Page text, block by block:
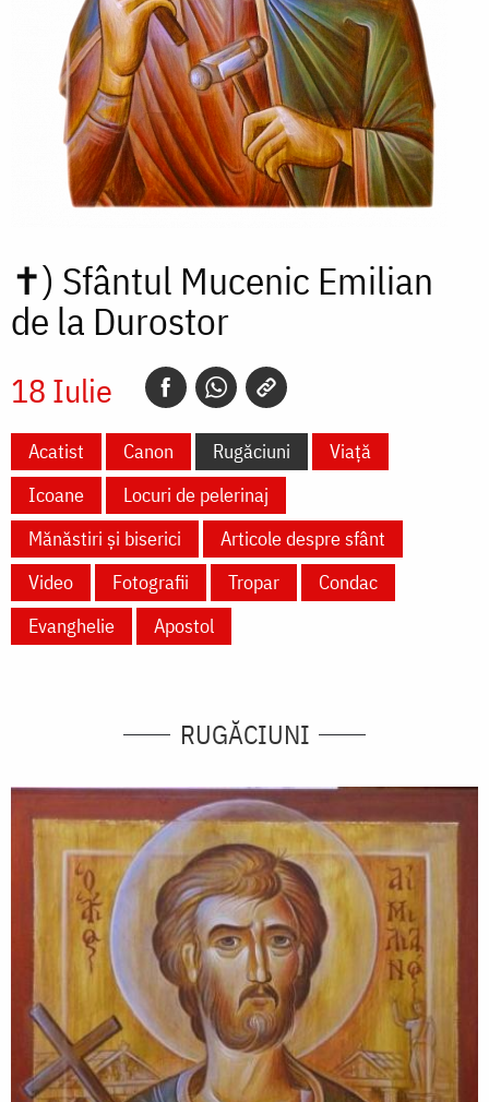
✝) Sfântul Mucenic Emilian
de la Durostor
18 Iulie
Acatist Canon Rugăciuni
Viață
Icoane
Locuri de pelerinaj
Mănăstiri și biserici
Articole despre sfânt
Video
Fotografii Tropar
Condac
Evanghelie
Apostol
RUGĂCIUNI